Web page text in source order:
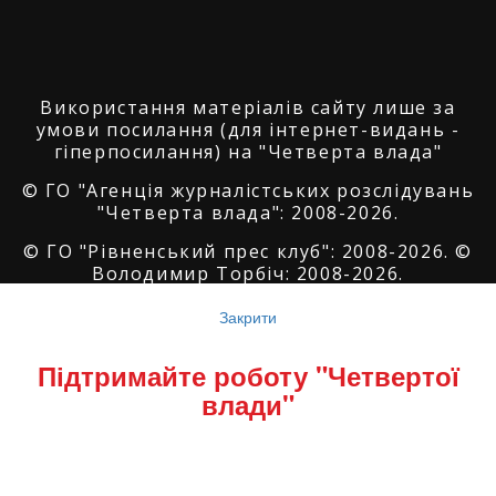
Використання матеріалів сайту лише за
умови посилання (для інтернет-видань -
гіперпосилання) на "Четверта влада"
© ГО "Агенція журналістських розслідувань
"Четверта влада": 2008-2026.
© ГО "Рівненський прес клуб": 2008-2026. ©
Володимир Торбіч: 2008-2026.
SoftGroup
Reserved
Закрити
Підтримайте роботу "Четвертої
влади"